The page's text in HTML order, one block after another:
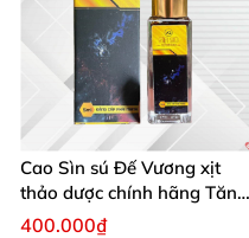
Cao Sìn sú Đế Vương xịt
thảo dược chính hãng Tăng
cường sinh lực tốt
400.000₫